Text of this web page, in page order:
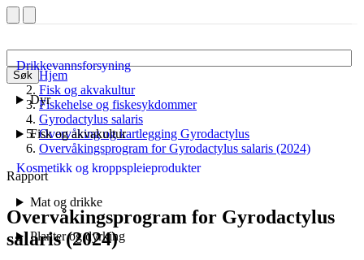
Søk
Drikkevannsforsyning
Dyr
Fisk og akvakultur
Kosmetikk og kroppspleieprodukter
Mat og drikke
Planter og dyrking
Hjem
Fisk og akvakultur
Fiskehelse og fiskesykdommer
Gyrodactylus salaris
Overvåking og kartlegging Gyrodactylus
Overvåkingsprogram for Gyrodactylus salaris (2024)
Rapport
Overvåkingsprogram for Gyrodactylus
salaris (2024)